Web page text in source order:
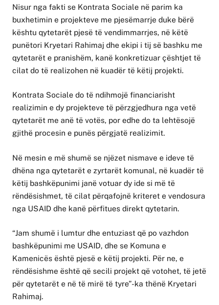
Nisur nga fakti se Kontrata Sociale në parim ka
buxhetimin e projekteve me pjesëmarrje duke bërë
kështu qytetarët pjesë të vendimmarrjes, në këtë
punëtori Kryetari Rahimaj dhe ekipi i tij së bashku me
qytetarët e pranishëm, kanë konkretizuar çështjet të
cilat do të realizohen në kuadër të këtij projekti.
Kontrata Sociale do të ndihmojë financiarisht
realizimin e dy projekteve të përzgjedhura nga vetë
qytetarët me anë të votës, por edhe do ta lehtësojë
gjithë procesin e punës përgjatë realizimit.
Në mesin e më shumë se njëzet nismave e ideve të
dhëna nga qytetarët e zyrtarët komunal, në kuadër të
këtij bashkëpunimi janë votuar dy ide si më të
rëndësishmet, të cilat përqafojnë kriteret e vendosura
nga USAID dhe kanë përfitues direkt qytetarin.
“Jam shumë i lumtur dhe entuziast që po vazhdon
bashkëpunimi me USAID, dhe se Komuna e
Kamenicës është pjesë e këtij projekti. Për ne, e
rëndësishme është që secili projekt që votohet, të jetë
për qytetarët e në të mirë të tyre”-ka thënë Kryetari
Rahimaj.